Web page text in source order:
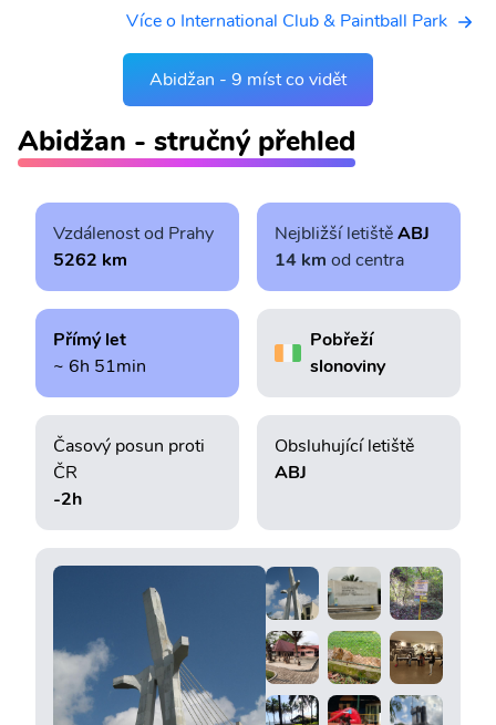
Více o International Club & Paintball Park
Abidžan - 9 míst co vidět
Abidžan - stručný přehled
Vzdálenost od Prahy
5262 km
Nejbližší letištěABJ
14 km od centra
Přímý let
~ 6h 51min
Pobřeží
slonoviny
Časový posun proti
ČR
-2h
Obsluhující letiště
ABJ